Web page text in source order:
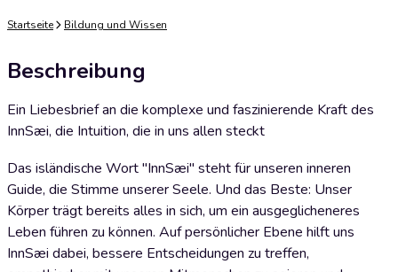
Startseite Bildung und Wissen
Beschreibung
Ein Liebesbrief an die komplexe und faszinierende Kraft des
InnSæi, die Intuition, die in uns allen steckt
Das isländische Wort "InnSæi" steht für unseren inneren
Guide, die Stimme unserer Seele. Und das Beste: Unser
Körper trägt bereits alles in sich, um ein ausgeglicheneres
Leben führen zu können. Auf persönlicher Ebene hilft uns
InnSæi dabei, bessere Entscheidungen zu treffen,